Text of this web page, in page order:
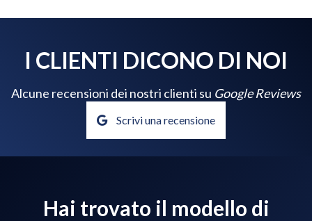
I CLIENTI DICONO DI NOI
Alcune recensioni dei nostri clienti su Google Reviews
Scrivi una recensione
Hai trovato il modello di